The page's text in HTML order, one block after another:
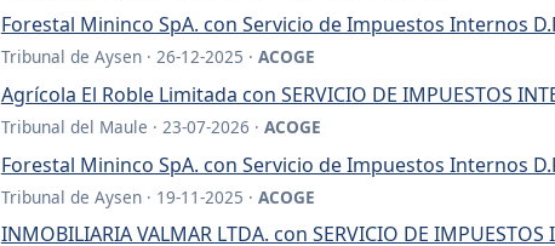
Forestal Mininco SpA. con Servicio de Impuestos Internos
Tribunal de Aysen · 26-12-2025 · ACOGE
Agrícola El Roble Limitada con SERVICIO DE IMPUESTOS
Tribunal del Maule · 23-07-2026 · ACOGE
Forestal Mininco SpA. con Servicio de Impuestos Internos
Tribunal de Aysen · 19-11-2025 · ACOGE
INMOBILIARIA VALMAR LTDA. con SERVICIO DE IMPUESTOS